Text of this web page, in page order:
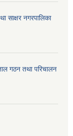
साक्षर नगरपालिका
गठन तथा परिचालन